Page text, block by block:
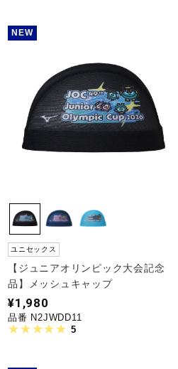
NEW
ユニセックス
【ジュニアオリンピック大会記念
品】メッシュキャップ
¥1,980
品番 N2JWDD11
5